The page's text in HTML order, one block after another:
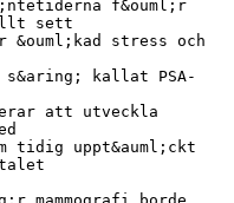
f&ouml;r
sett
&ouml;kad stress och
kallat PSA-
att utveckla
tidig uppt&auml;ckt